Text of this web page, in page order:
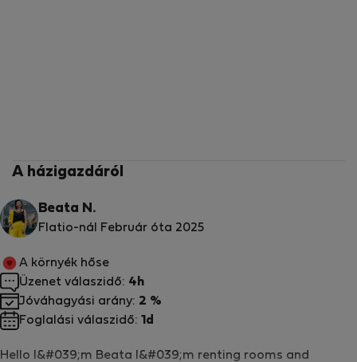
A házigazdáról
Beata N.
Flatio-nál Február óta 2025
Hello I&#039;m Beata I&#039;m renting rooms and
A környék hőse
Üzenet válaszidő: 4h
Jóváhagyási arány: 2 %
Foglalási válaszidő: 1d